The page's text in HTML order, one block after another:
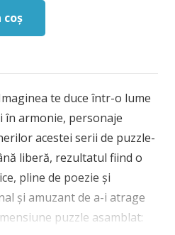
coș
te duce într-o lume
în armonie, personaje
acestei serii de puzzle-
liberă, rezultatul fiind o
pline de poezie și
și amuzant de a-i atrage
puzzle asamblat: